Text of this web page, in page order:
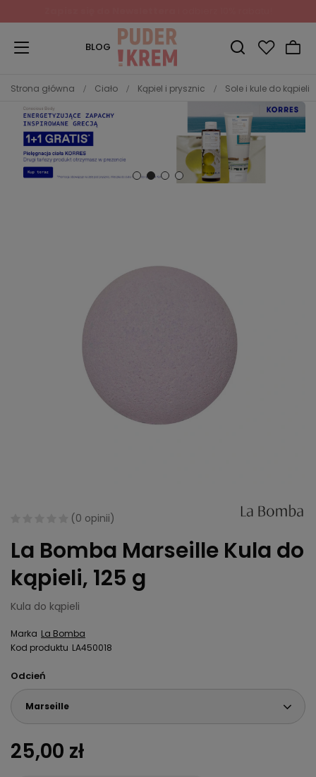
BLOG
Strona główna Ciało Kąpiel i prysznic Sole i kule do kąpieli
(0 opinii)
La Bomba Marseille Kula do
kąpieli, 125 g
Kula do kąpieli
Marka La Bomba
Kod produktu LA450018
Odcień
Marseille
25,00 zł